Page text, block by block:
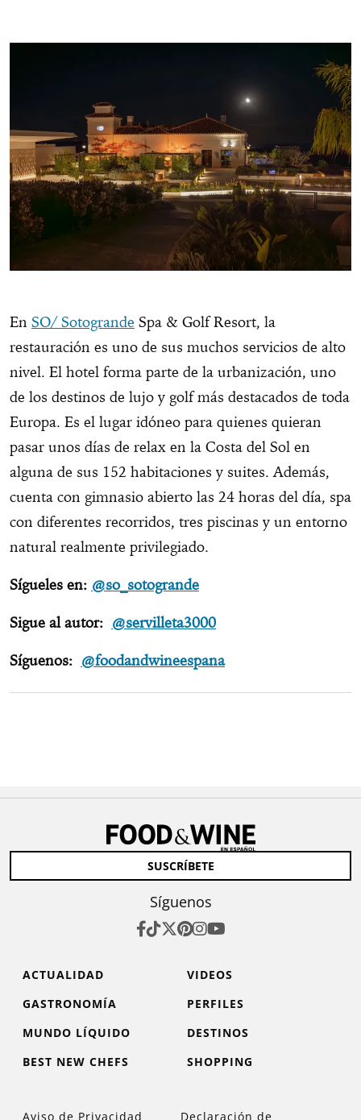
En SO/ Sotogrande Spa & Golf Resort, la
restauración es uno de sus muchos servicios de alto
nivel. El hotel forma parte de la urbanización, uno
de los destinos de lujo y golf más destacados de toda
Europa. Es el lugar idóneo para quienes quieran
pasar unos días de relax en la Costa del Sol en
alguna de sus 152 habitaciones y suites. Además,
cuenta con gimnasio abierto las 24 horas del día, spa
con diferentes recorridos, tres piscinas y un entorno
natural realmente privilegiado.
Sígueles en: @so_sotogrande
Sigue al autor: @servilleta3000
Síguenos: @foodandwineespana
SUSCRÍBETE
Síguenos
ACTUALIDAD
VIDEOS
GASTRONOMÍA
PERFILES
MUNDO LÍQUIDO
DESTINOS
BEST NEW CHEFS
SHOPPING
Aviso de Privacidad Declaración de